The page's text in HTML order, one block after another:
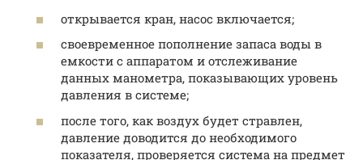
открывается кран, насос включается;
своевременное пополнение запаса воды в
емкости с аппаратом и отслеживание
данных манометра, показывающих уровень
давления в системе;
после того, как воздух будет стравлен,
давление доводится до необходимого
показателя, проверяется система на предмет